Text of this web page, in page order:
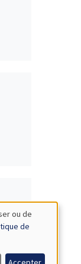
ou de
de